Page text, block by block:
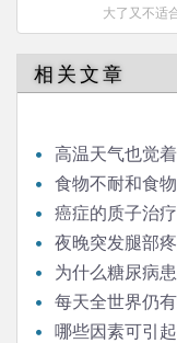
大了又不适
相关文章
高温天气也觉
食物不耐和食
癌症的质子治
夜晚突发腿部
为什么糖尿病
每天全世界仍
哪些因素可引